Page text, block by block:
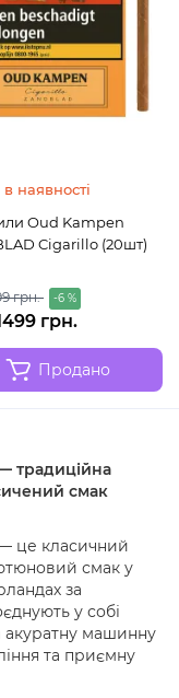
наявності
Oud Kampen
Cigarillo (20шт)
грн. -6 %
грн.
Продано
традиційна
смак
це класичний
смак у
за
у собі
акуратну машинну
та приємну